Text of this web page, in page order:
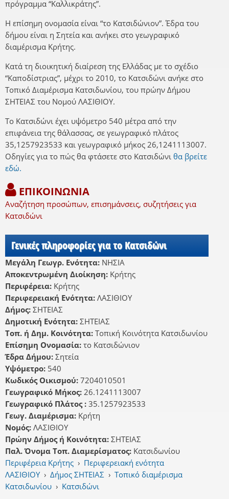
πρόγραμμα “Καλλικράτης”.
Η επίσημη ονομασία είναι “το Κατσιδώνιον”. Έδρα του
δήμου είναι η Σητεία και ανήκει στο γεωγραφικό
διαμέρισμα Κρήτης.
Κατά τη διοικητική διαίρεση της Ελλάδας με το σχέδιο
“Καποδίστριας”, μέχρι το 2010, το Κατσιδώνι ανήκε στο
Τοπικό Διαμέρισμα Κατσιδωνίου, του πρώην Δήμου
ΣΗΤΕΙΑΣ του Νομού ΛΑΣΙΘΙΟΥ.
Το Κατσιδώνι έχει υψόμετρο 540 μέτρα από την
επιφάνεια της θάλασσας, σε γεωγραφικό πλάτος
35,1257923533 και γεωγραφικό μήκος 26,1241113007.
Οδηγίες για το πώς θα φτάσετε στο Κατσιδώνι θα βρείτε
εδώ.
ΕΠΙΚΟΙΝΩΝΙΑ
Αναζήτηση προσώπων, επισημάνσεις, συζητήσεις για
Κατσιδώνι
Γενικές πληροφορίες για το Κατσιδώνι
Μεγάλη Γεωγρ. Ενότητα: ΝΗΣΙΑ
Αποκεντρωμένη Διοίκηση: Κρήτης
Περιφέρεια: Κρήτης
Περιφερειακή Ενότητα: ΛΑΣΙΘΙΟΥ
Δήμος: ΣΗΤΕΙΑΣ
Δημοτική Ενότητα: ΣΗΤΕΙΑΣ
Τοπ. ή Δημ. Κοινότητα: Τοπική Κοινότητα Κατσιδωνίου
Επίσημη Ονομασία: το Κατσιδώνιον
Έδρα Δήμου: Σητεία
Υψόμετρο: 540
Κωδικός Οικισμού: 7204010501
Γεωγραφικό Μήκος: 26.1241113007
Γεωγραφικό Πλάτος : 35.1257923533
Γεωγ. Διαμέρισμα: Κρήτη
Νομός: ΛΑΣΙΘΙΟΥ
Πρώην Δήμος ή Κοινότητα: ΣΗΤΕΙΑΣ
Παλ. Όνομα Τοπ. Διαμερίσματος: Κατσιδωνίου
Περιφέρεια Κρήτης › Περιφερειακή ενότητα
ΛΑΣΙΘΙΟΥ › Δήμος ΣΗΤΕΙΑΣ › Τοπικό διαμέρισμα
Κατσιδωνίου › Κατσιδώνι